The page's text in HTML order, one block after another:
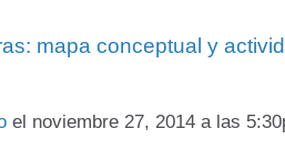
mapa conceptual y
el noviembre 27, 2014 a las